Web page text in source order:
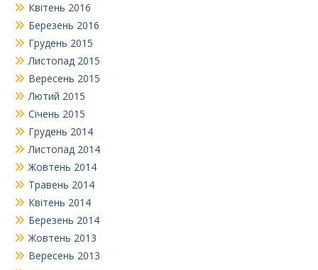
Квітень 2016
Березень 2016
Грудень 2015
Листопад 2015
Вересень 2015
Лютий 2015
Січень 2015
Грудень 2014
Листопад 2014
Жовтень 2014
Травень 2014
Квітень 2014
Березень 2014
Жовтень 2013
Вересень 2013